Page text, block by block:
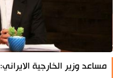
مساعد وزير الخارجية